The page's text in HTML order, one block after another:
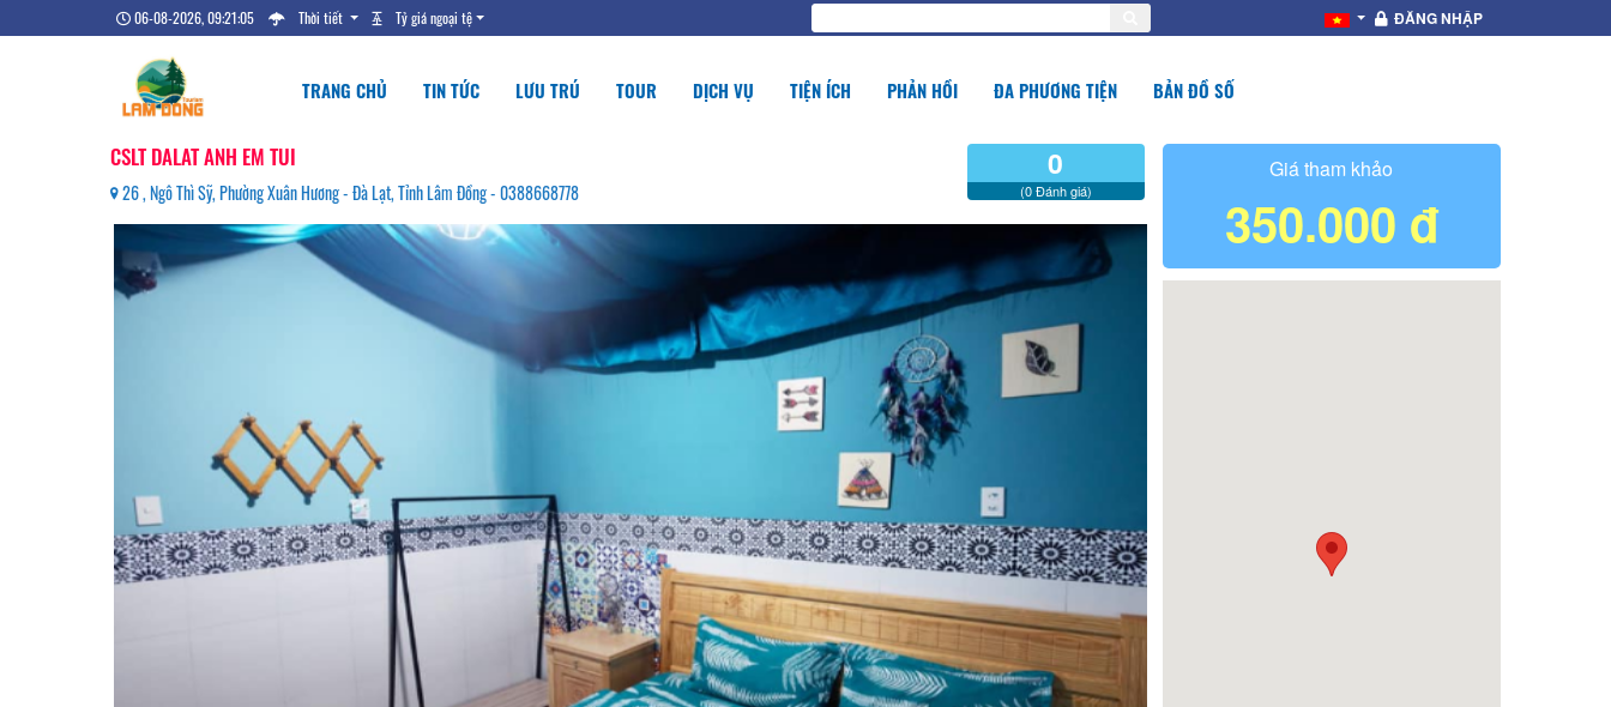
06-08-2026, 09:21:06 Thời tiết Tỷ giá ngoại tệ ĐĂNG NHẬP
TRANG CHỦ TIN TỨC LƯU TRÚ TOUR DỊCH VỤ TIỆN ÍCH PHẢN HỒI ĐA PHƯƠNG TIỆN BẢN ĐỒ SỐ
CSLT DALAT ANH EM TUI
26 , Ngô Thì Sỹ, Phường Xuân Hương - Đà Lạt, Tỉnh Lâm Đồng - 0388668778
0
(0 Đánh giá)
Giá tham khảo
350.000 đ